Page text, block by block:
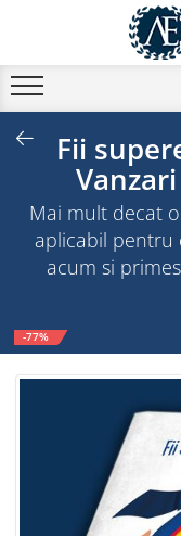
Fii
Mai mult decat
aplicabil pentru
acum si
-77%